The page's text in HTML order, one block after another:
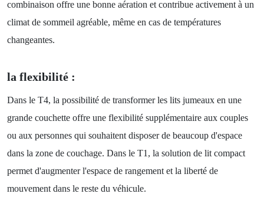
combinaison offre une bonne aération et contribue activement à un
climat de sommeil agréable, même en cas de températures
changeantes.
la flexibilité :
Dans le T4, la possibilité de transformer les lits jumeaux en une
grande couchette offre une flexibilité supplémentaire aux couples
ou aux personnes qui souhaitent disposer de beaucoup d'espace
dans la zone de couchage. Dans le T1, la solution de lit compact
permet d'augmenter l'espace de rangement et la liberté de
mouvement dans le reste du véhicule.